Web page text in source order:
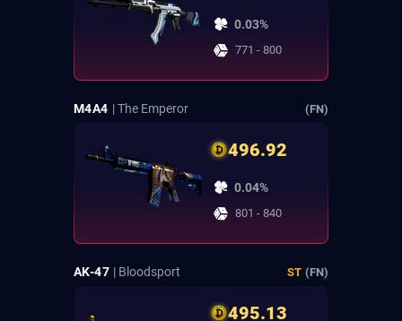
0.03%
771 - 800
M4A4 | The Emperor (FN)
496.92
0.04%
801 - 840
AK-47 | Bloodsport ST (FN)
495.13